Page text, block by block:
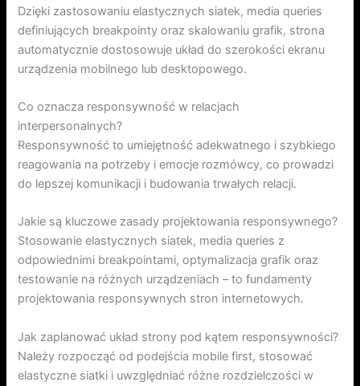
Dzięki zastosowaniu elastycznych siatek, media queries
definiujących breakpointy oraz skalowaniu grafik, strona
automatycznie dostosowuje układ do szerokości ekranu
urządzenia mobilnego lub desktopowego.
Co oznacza responsywność w relacjach
interpersonalnych?
Responsywność to umiejętność adekwatnego i szybkiego
reagowania na potrzeby i emocje rozmówcy, co prowadzi
do lepszej komunikacji i budowania trwałych relacji.
Jakie są kluczowe zasady projektowania responsywnego?
Stosowanie elastycznych siatek, media queries z
odpowiednimi breakpointami, optymalizacja grafik oraz
testowanie na różnych urządzeniach – to fundamenty
projektowania responsywnych stron internetowych.
Jak zaplanować układ strony pod kątem responsywności?
Należy rozpocząć od podejścia mobile first, stosować
elastyczne siatki i uwzględniać różne rozdzielczości w